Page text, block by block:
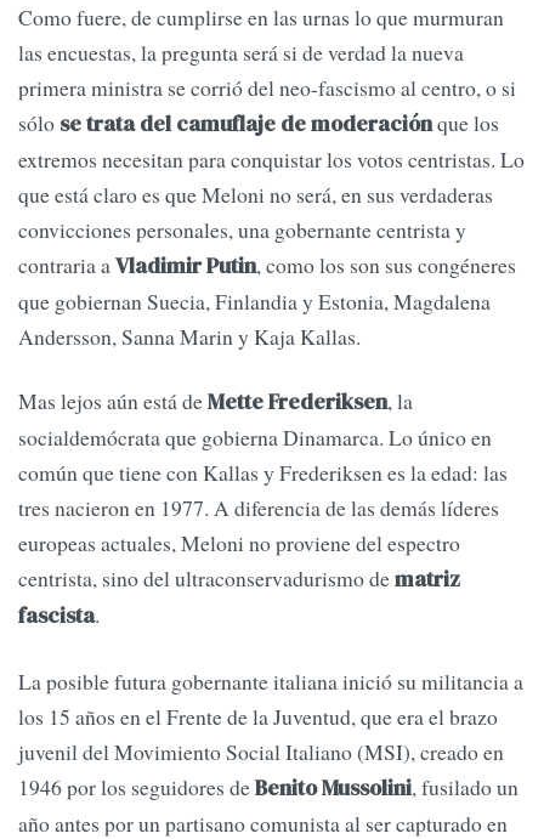
Como fuere, de cumplirse en las urnas lo que murmuran
las encuestas, la pregunta será si de verdad la nueva
primera ministra se corrió del neo-fascismo al centro, o si
sólo se trata del camuflaje de moderaciónque los
extremos necesitan para conquistar los votos centristas. Lo
que está claro es que Meloni no será, en sus verdaderas
convicciones personales, una gobernante centrista y
contraria aVladimir Putin, como los son sus congéneres
que gobiernan Suecia, Finlandia y Estonia, Magdalena
Andersson, Sanna Marin y Kaja Kallas.
Mas lejos aún está deMette Frederiksen, la
socialdemócrata que gobierna Dinamarca. Lo único en
común que tiene con Kallas y Frederiksen es la edad: las
tres nacieron en 1977. A diferencia de las demás líderes
europeas actuales, Meloni no proviene del espectro
centrista, sino del ultraconservadurismo dematriz
fascista.
La posible futura gobernante italiana inició su militancia a
los 15 años en el Frente de la Juventud, que era el brazo
juvenil del Movimiento Social Italiano (MSI), creado en
1946 por los seguidores deBenito Mussolini, fusilado un
año antes por un partisano comunista al ser capturado en